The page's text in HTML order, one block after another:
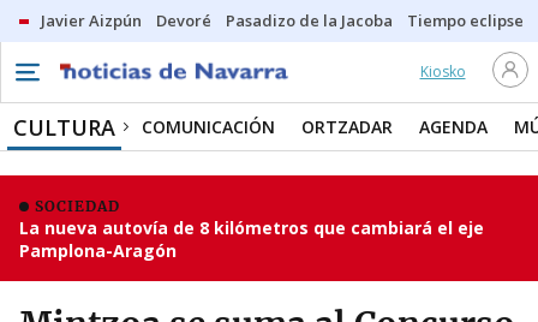
Javier Aizpún Devoré Pasadizo de la Jacoba Tiempo eclipse
Kiosko
CULTURA COMUNICACIÓN ORTZADAR AGENDA
SOCIEDAD
La nueva autovía de 8 kilómetros que cambiará el eje
Pamplona-Aragón